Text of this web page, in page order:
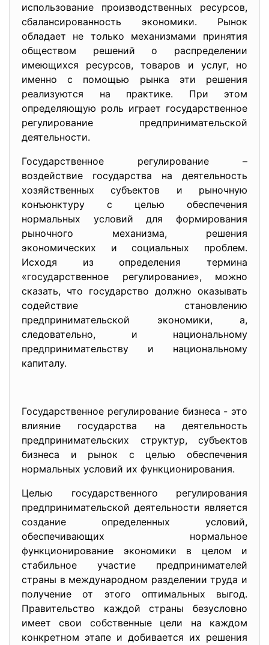
использование производственных ресурсов,
сбалансированность экономики. Рынок
обладает не только механизмами принятия
обществом решений о распределении
имеющихся ресурсов, товаров и услуг, но
именно с помощью рынка эти решения
реализуются на практике. При этом
определяющую роль играет государственное
регулирование предпринимательской
деятельности.
Государственное регулирование –
воздействие государства на деятельность
хозяйственных субъектов и рыночную
конъюнктуру с целью обеспечения
нормальных условий для формирования
рыночного механизма, решения
экономических и социальных проблем.
Исходя из определения термина
«государственное регулирование», можно
сказать, что государство должно оказывать
содействие становлению
предпринимательской экономики, а,
следовательно, и национальному
предпринимательству и национальному
капиталу.
Государственное регулирование бизнеса - это
влияние государства на деятельность
предпринимательских структур, субъектов
бизнеса и рынок с целью обеспечения
нормальных условий их функционирования.
Целью государственного регулирования
предпринимательской деятельности является
создание определенных условий,
обеспечивающих нормальное
функционирование экономики в целом и
стабильное участие предпринимателей
страны в международном разделении труда и
получение от этого оптимальных выгод.
Правительство каждой страны безусловно
имеет свои собственные цели на каждом
конкретном этапе и добивается их решения